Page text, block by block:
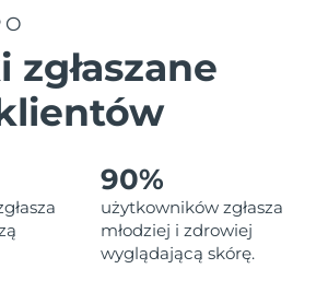
90%
użytkowników zgłasza
młodziej i zdrowiej
wyglądającą skórę.
Oczekiwany czas dostawy
Oczekiwany czas dostawy
Oczekiwany czas dostawy
8/14/26